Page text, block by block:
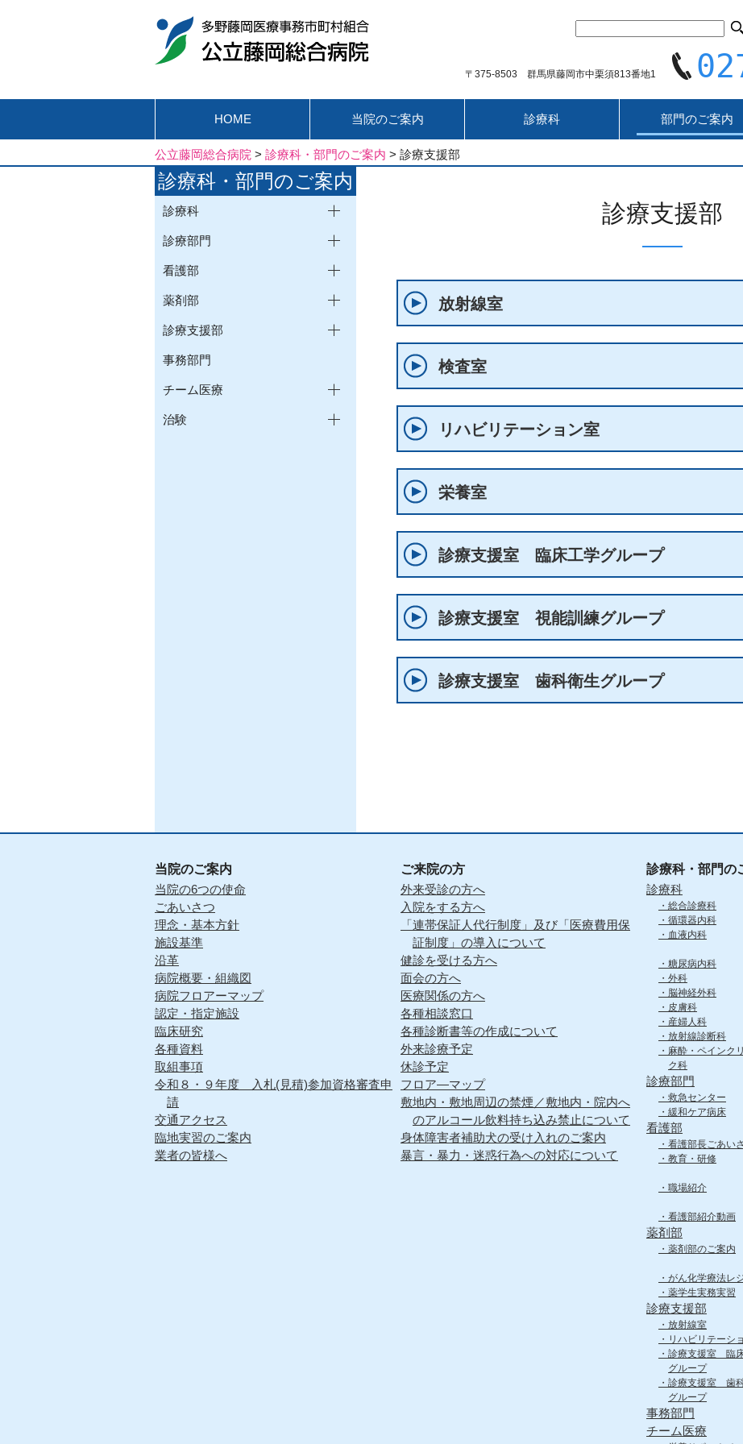
〒375-8503 群馬県藤岡市中栗須813番地1
HOME 当院のご案内 診療科 部門のご案内
公立藤岡総合病院 > 診療科・部門のご案内 > 診療支援部
診療科・部門のご案内
診療科
診療部門
看護部
薬剤部
診療支援部
事務部門
チーム医療
治験
診療支援部
放射線室
検査室
リハビリテーション室
栄養室
診療支援室 臨床工学グループ
診療支援室 視能訓練グループ
診療支援室 歯科衛生グループ
当院のご案内
当院の6つの使命
ごあいさつ
理念・基本方針
施設基準
沿革
病院概要・組織図
病院フロアーマップ
認定・指定施設
臨床研究
各種資料
取組事項
令和８・９年度 入札(見積)参加資格審査申
請
交通アクセス
臨地実習のご案内
業者の皆様へ
ご来院の方
外来受診の方へ
入院をする方へ
「連帯保証人代行制度」及び「医療費用保
証制度」の導入について
健診を受ける方へ
面会の方へ
医療関係の方へ
各種相談窓口
各種診断書等の作成について
外来診療予定
休診予定
フロア―マップ
敷地内・敷地周辺の禁煙／敷地内・院内へ
のアルコール飲料持ち込み禁止について
身体障害者補助犬の受け入れのご案内
暴言・暴力・迷惑行為への対応について
診療科・部門の
診療科
総合診療科
循環器内科
血液内科
糖尿病内科
外科
脳神経外科
皮膚科
産婦人科
放射線診断科
麻酔・ペインク
ク科
診療部門
救急センター
緩和ケア病床
看護部
看護部長ごあい
教育・研修
職場紹介
看護部紹介動画
薬剤部
薬剤部のご案内
がん化学療法レ
薬学生実務実習
診療支援部
放射線室
リハビリテーシ
診療支援室 臨
グループ
診療支援室 歯
グループ
事務部門
チーム医療